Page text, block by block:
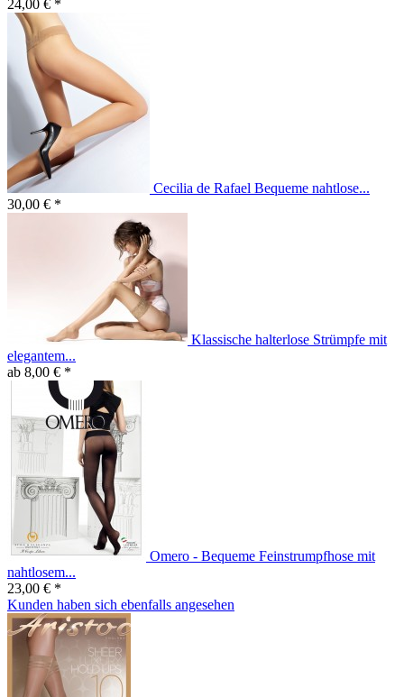
24,00 € *
Cecilia de Rafael Bequeme nahtlose...
30,00 € *
Klassische halterlose Strümpfe mit
elegantem...
ab 8,00 € *
Omero - Bequeme Feinstrumpfhose mit
nahtlosem...
23,00 € *
Kunden haben sich ebenfalls angesehen